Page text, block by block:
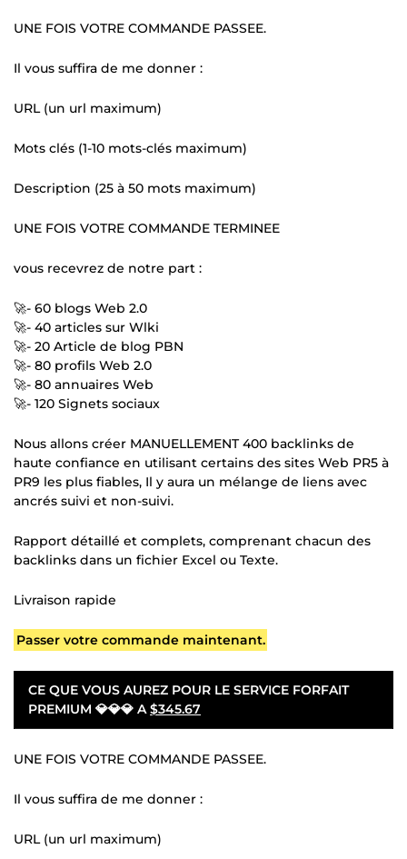
UNE FOIS VOTRE COMMANDE PASSEE.
Il vous suffira de me donner :
URL (un url maximum)
Mots clés (1-10 mots-clés maximum)
Description (25 à 50 mots maximum)
UNE FOIS VOTRE COMMANDE TERMINEE
vous recevrez de notre part :
🚀- 60 blogs Web 2.0
🚀- 40 articles sur Wlki
🚀- 20 Article de blog PBN
🚀- 80 profils Web 2.0
🚀- 80 annuaires Web
🚀- 120 Signets sociaux
Nous allons créer MANUELLEMENT 400 backlinks de
haute confiance en utilisant certains des sites Web PR5 à
PR9 les plus fiables, Il y aura un mélange de liens avec
ancrés suivi et non-suivi.
Rapport détaillé et complets, comprenant chacun des
backlinks dans un fichier Excel ou Texte.
Livraison rapide
Passer votre commande maintenant.
CE QUE VOUS AUREZ POUR LE SERVICE FORFAIT
PREMIUM 💎💎💎 A$345.67
UNE FOIS VOTRE COMMANDE PASSEE.
Il vous suffira de me donner :
URL (un url maximum)